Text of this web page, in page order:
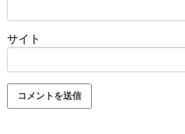
サイト